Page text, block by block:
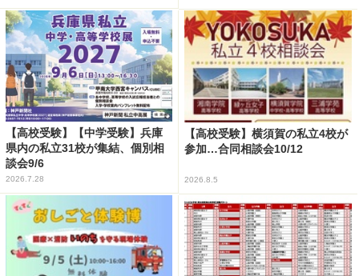
【高校受験】【中学受験】兵庫
県内の私立31校が集結、個別相
談会9/6
2026.7.28
【高校受験】横須賀の私立4校が
参加…合同相談会10/12
2026.8.5